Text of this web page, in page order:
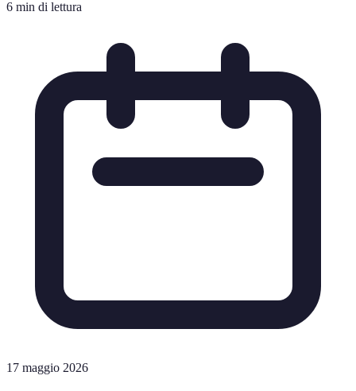
6 min di lettura
17 maggio 2026